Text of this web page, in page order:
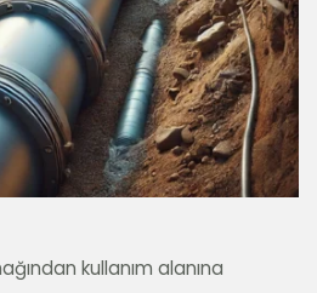
kullanım alanına